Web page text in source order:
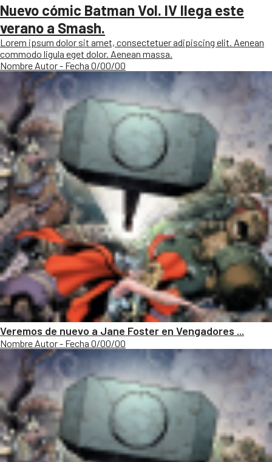
Nuevo cómic Batman Vol. IV llega este
verano a Smash.
Lorem ipsum dolor sit amet, consectetuer adipiscing elit. Aenean
commodo ligula eget dolor. Aenean massa.
Nombre Autor - Fecha 0/00/00
Veremos de nuevo a Jane Foster en Vengadores ...
Nombre Autor - Fecha 0/00/00